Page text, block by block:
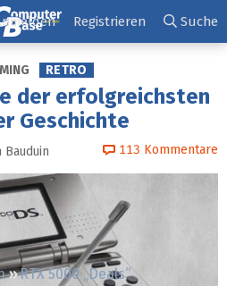
RTX 5000 „Deals“
Registrieren Suche
RETRO
der erfolgreichsten
Geschichte
Bauduin 113 Kommentare